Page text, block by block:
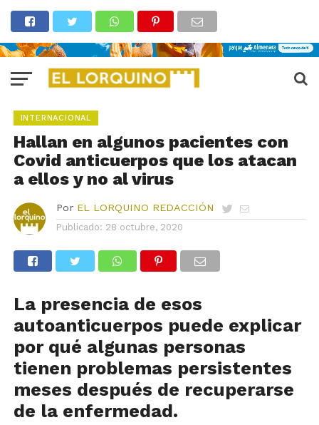
INTERNACIONAL
Hallan en algunos pacientes con
Covid anticuerpos que los atacan
a ellos y no al virus
Por EL LORQUINO REDACCIÓN
Publicado: 28 octubre, 2020
La presencia de esos
autoanticuerpos puede explicar
por qué algunas personas
tienen problemas persistentes
meses después de recuperarse
de la enfermedad.